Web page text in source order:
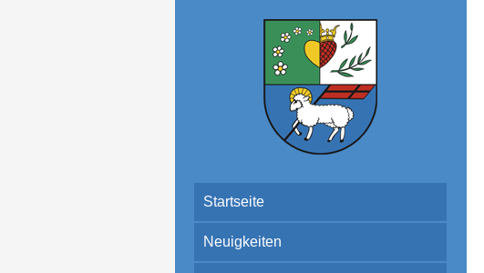
Startseite
Neuigkeiten